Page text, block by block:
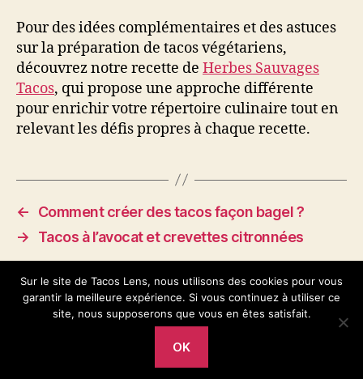
Pour des idées complémentaires et des astuces
sur la préparation de tacos végétariens,
découvrez notre recette de Herbes Sauvages
Tacos, qui propose une approche différente
pour enrichir votre répertoire culinaire tout en
relevant les défis propres à chaque recette.
←
Comment créer des tacos façon bagel ?
→
Tacos à l’avocat et crevettes citronnées
Sur le site de Tacos Lens, nous utilisons des cookies pour vous
garantir la meilleure expérience. Si vous continuez à utiliser ce
site, nous supposerons que vous en êtes satisfait.
OK